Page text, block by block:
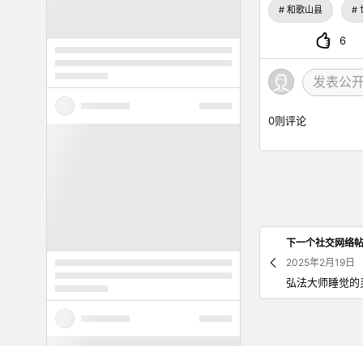
和歌山县
6
0则评论
下一个社交网络
2025年2月19日